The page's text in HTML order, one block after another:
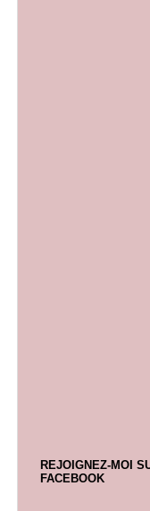
REJOIGNEZ-MOI
FACEBOOK